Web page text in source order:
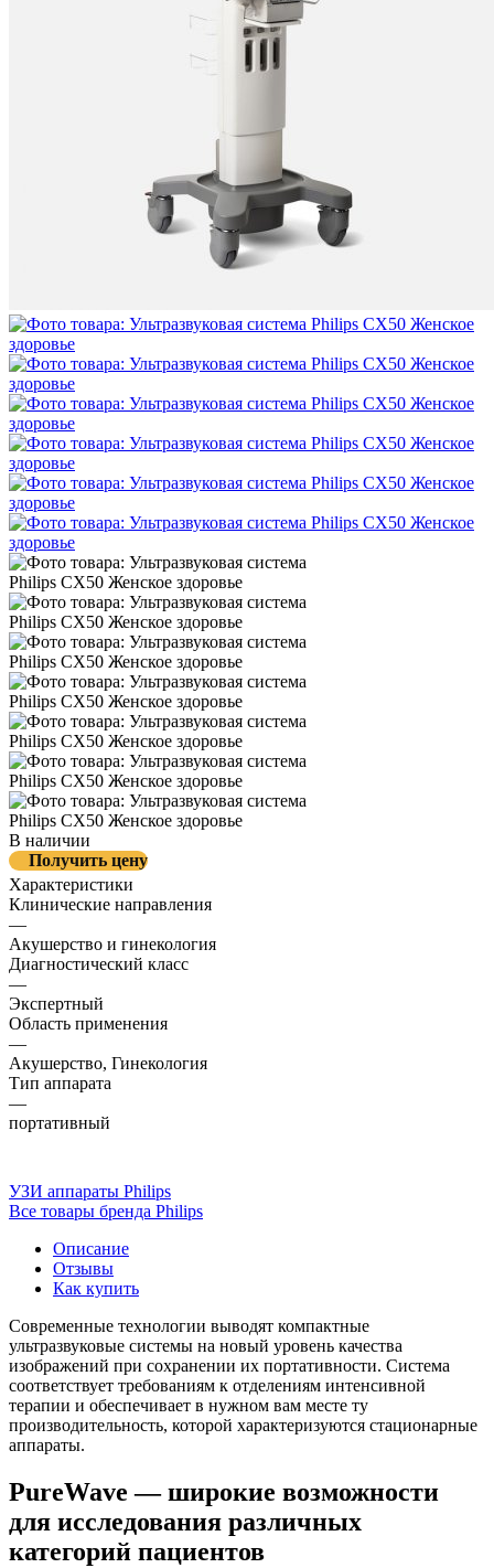
В наличии
Получить цену
Характеристики
Клинические направления
—
Акушерство и гинекология
Диагностический класс
—
Экспертный
Область применения
—
Акушерство, Гинекология
Тип аппарата
—
портативный
УЗИ аппараты Philips
Все товары бренда Philips
Описание
Отзывы
Как купить
Современные технологии выводят компактные
ультразвуковые системы на новый уровень качества
изображений при сохранении их портативности. Система
соответствует требованиям к отделениям интенсивной
терапии и обеспечивает в нужном вам месте ту
производительность, которой характеризуются стационарные
аппараты.
PureWave — широкие возможности
для исследования различных
категорий пациентов